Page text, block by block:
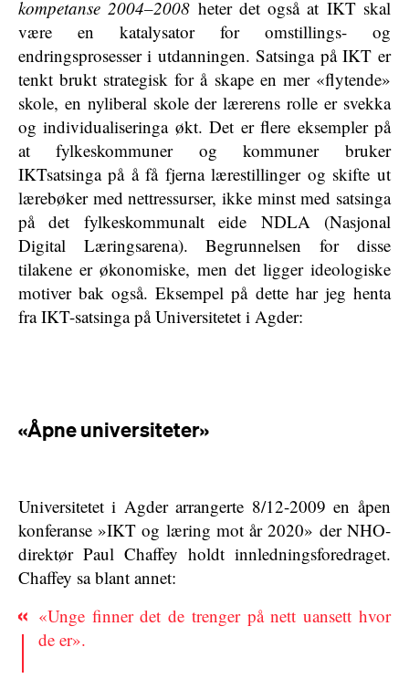
kompetanse 2004–2008 heter det også at IKT skal
være en katalysator for omstillings- og
endringsprosesser i utdanningen. Satsinga på IKT er
tenkt brukt strategisk for å skape en mer «flytende»
skole, en nyliberal skole der lærerens rolle er svekka
og individualiseringa økt. Det er flere eksempler på
at fylkeskommuner og kommuner bruker
IKTsatsinga på å få fjerna lærestillinger og skifte ut
lærebøker med nettressurser, ikke minst med satsinga
på det fylkeskommunalt eide NDLA (Nasjonal
Digital Læringsarena). Begrunnelsen for disse
tilakene er økonomiske, men det ligger ideologiske
motiver bak også. Eksempel på dette har jeg henta
fra IKT-satsinga på Universitetet i Agder:
«Åpne universiteter»
Universitetet i Agder arrangerte 8/12-2009 en åpen
konferanse »IKT og læring mot år 2020» der NHO-
direktør Paul Chaffey holdt innledningsforedraget.
Chaffey sa blant annet:
«Unge finner det de trenger på nett uansett hvor
de er».